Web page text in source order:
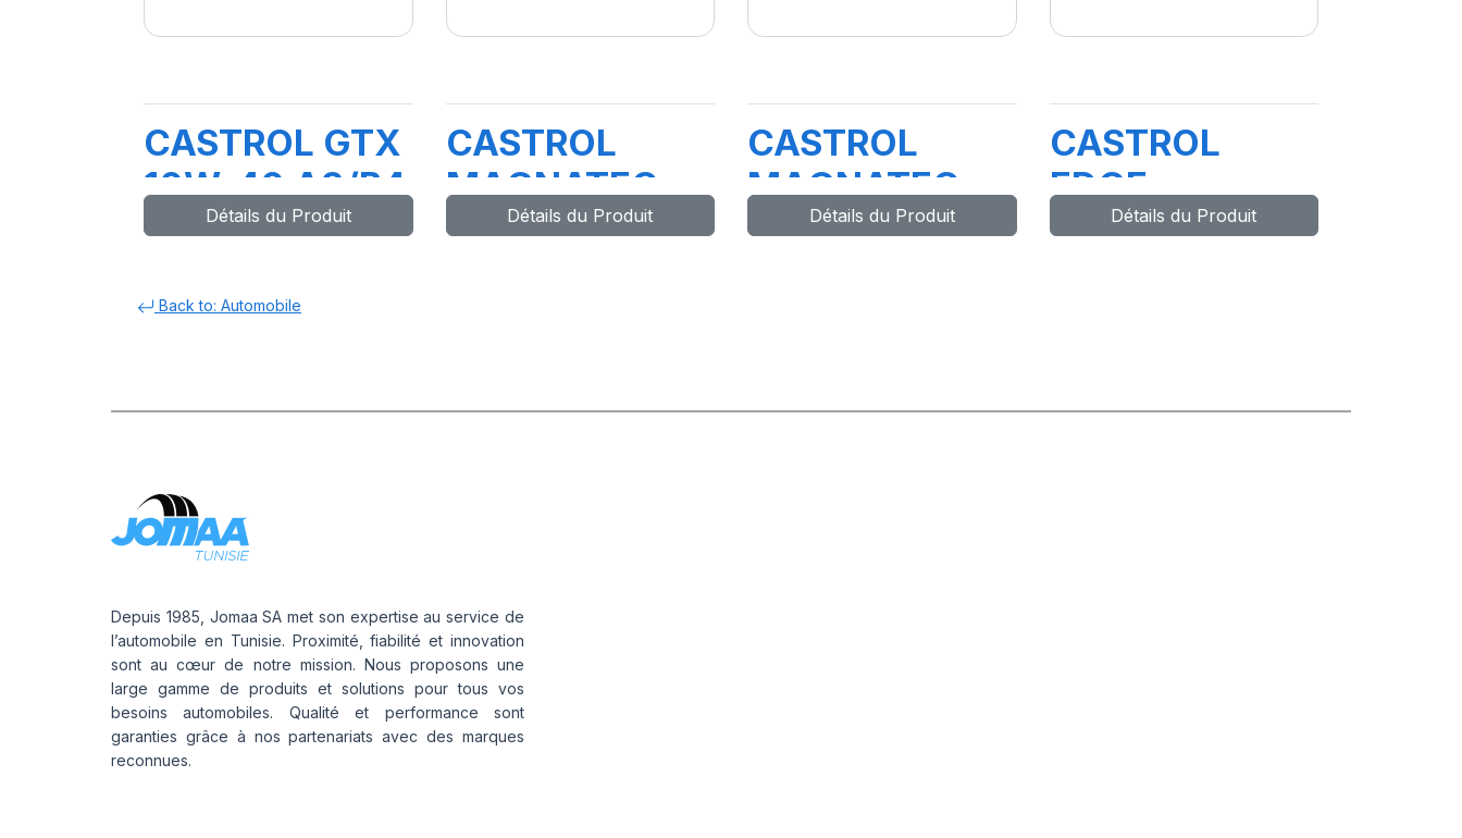
CASTROL GTX
10W-40 A3/B4
4X5LDétails du Produit
CASTROL
MAGNATEC
5W-20 E
Détails du Produit
CASTROL
MAGNATEC
5W-30 DX
Détails du Produit
CASTROL
EDGE
PROFESIONAL
Détails du Produit
Back to: Automobile
Depuis 1985, Jomaa SA met son expertise au service de
l’automobile en Tunisie. Proximité, fiabilité et innovation
sont au cœur de notre mission. Nous proposons une
large gamme de produits et solutions pour tous vos
besoins automobiles. Qualité et performance sont
garanties grâce à nos partenariats avec des marques
reconnues.